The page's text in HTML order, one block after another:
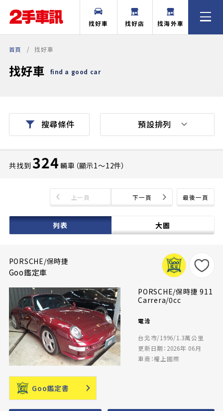
找好車 找好店 找海外車
首頁 找好車
找好車 find a good car
搜尋條件
共找到 324 輛車（顯示1〜12件）
最後一頁
上一頁 下一頁
列表 大圖
預設排列
PORSCHE/保時捷
Goo鑑定車
PORSCHE/保時捷 911
Carrera/0cc
電洽
台北市/1996/1.3萬公里
更新日期：2026年 06月
車商：權上國際
Goo鑑定書